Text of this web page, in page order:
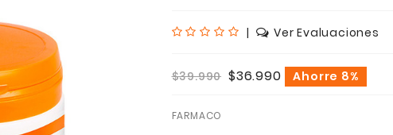
| Ver Evaluaciones
$39.990 $36.990 Ahorre 8%
FARMACO